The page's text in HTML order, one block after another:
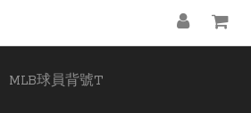
MLB球員背號T